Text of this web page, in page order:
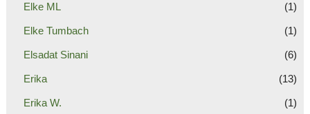
Elke ML (1)
Elke Tumbach (1)
Elsadat Sinani (6)
Erika (13)
Erika W. (1)